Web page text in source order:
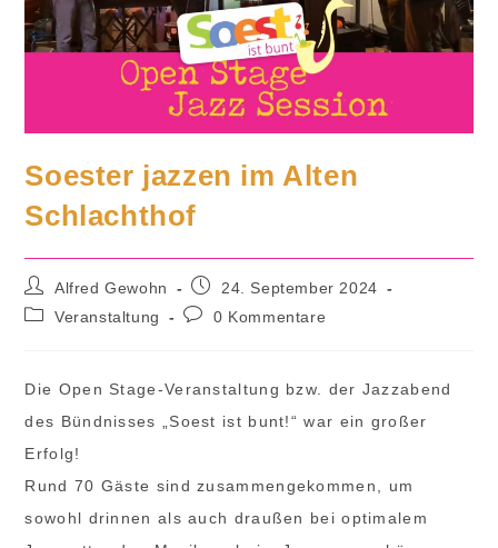
Soester jazzen im Alten
Schlachthof
Beitrags-
Autor:
Alfred Gewohn
Beitrag
veröffentlicht:
24. September 2024
Beitrags-
Veranstaltung
Beitrags-
0 Kommentare
Die Open Stage-Veranstaltung bzw. der Jazzabend
des Bündnisses „Soest ist bunt!“ war ein großer
Erfolg!
Rund 70 Gäste sind zusammengekommen, um
sowohl drinnen als auch draußen bei optimalem